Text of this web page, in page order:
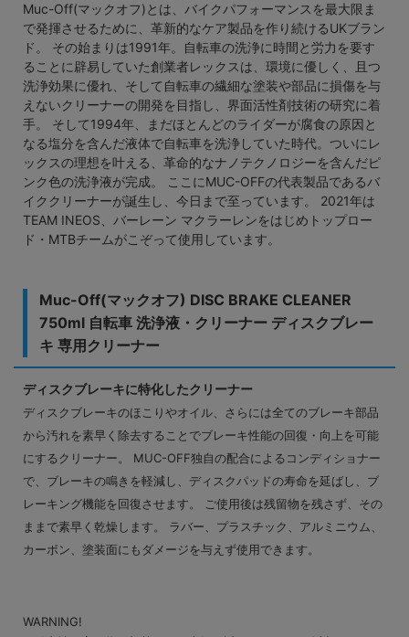
Muc-Off(マックオフ)とは、バイクパフォーマンスを最大限ま
で発揮させるために、革新的なケア製品を作り続けるUKブラン
ド。 その始まりは1991年。自転車の洗浄に時間と労力を要す
ることに辟易していた創業者レックスは、環境に優しく、且つ
洗浄効果に優れ、そして自転車の繊細な塗装や部品に損傷を与
えないクリーナーの開発を目指し、界面活性剤技術の研究に着
手。 そして1994年、まだほとんどのライダーが腐食の原因と
なる塩分を含んだ液体で自転車を洗浄していた時代。ついにレ
ックスの理想を叶える、革命的なナノテクノロジーを含んだピ
ンク色の洗浄液が完成。 ここにMUC-OFFの代表製品であるバ
イククリーナーが誕生し、今日まで至っています。 2021年は
TEAM INEOS、バーレーン マクラーレンをはじめトップロー
ド・MTBチームがこぞって使用しています。
Muc-Off(マックオフ) DISC BRAKE CLEANER
750ml 自転車 洗浄液・クリーナー ディスクブレー
キ 専用クリーナー
ディスクブレーキに特化したクリーナー
ディスクブレーキのほこりやオイル、さらには全てのブレーキ部品
から汚れを素早く除去することでブレーキ性能の回復・向上を可能
にするクリーナー。 MUC-OFF独自の配合によるコンディショナー
で、ブレーキの鳴きを軽減し、ディスクパッドの寿命を延ばし、ブ
レーキング機能を回復させます。 ご使用後は残留物を残さず、その
ままで素早く乾燥します。 ラバー、プラスチック、アルミニウム、
カーボン、塗装面にもダメージを与えず使用できます。
WARNING!